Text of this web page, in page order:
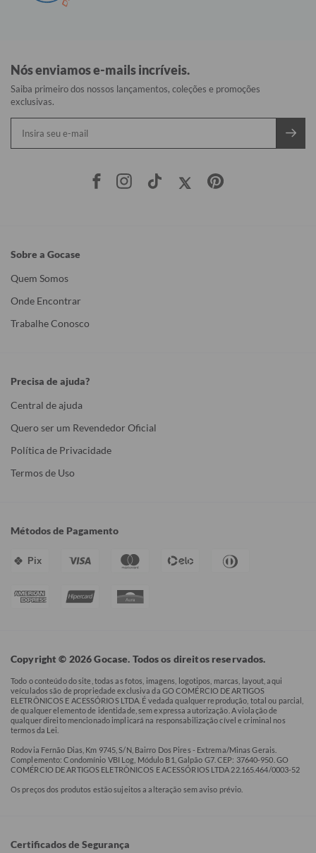
Nós enviamos e-mails incríveis.
Saiba primeiro dos nossos lançamentos, coleções e promoções
exclusivas.
Sobre a Gocase
Quem Somos
Onde Encontrar
Trabalhe Conosco
Precisa de ajuda?
Central de ajuda
Quero ser um Revendedor Oficial
Política de Privacidade
Termos de Uso
Métodos de Pagamento
Pix
Copyright © 2026 Gocase. Todos os direitos reservados.
Todo o conteúdo do site, todas as fotos, imagens, logotipos, marcas, layout, aqui
veículados são de propriedade exclusiva da GO COMÉRCIO DE ARTIGOS
ELETRÔNICOS E ACESSÓRIOS LTDA. É vedada qualquer reprodução, total ou parcial,
de qualquer elemento de identidade, sem expressa autorização. A violação de
qualquer direito mencionado implicará na responsabilização cível e criminal nos
termos da Lei.
Rodovia Fernão Dias, Km 9745, S/N, Bairro Dos Pires - Extrema/Minas Gerais.
Complemento: Condomínio VBI Log, Módulo B1, Galpão G7. CEP: 37640-950. GO
COMÉRCIO DE ARTIGOS ELETRÔNICOS E ACESSÓRIOS LTDA 22.165.464/0003-52
Os preços dos produtos estão sujeitos a alteração sem aviso prévio.
Certificados de Segurança